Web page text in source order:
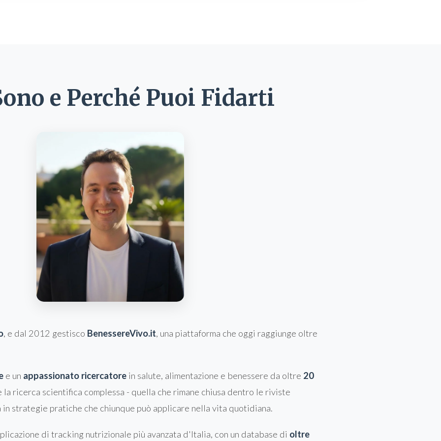
e Perché Puoi Fidarti
, e dal 2012 gestisco BenessereVivo.it, una piattaforma che oggi raggiunge oltre
e un appassionato ricercatore in salute, alimentazione e benessere da oltre 20
la ricerca scientifica complessa - quella che rimane chiusa dentro le riviste
strategie pratiche che chiunque può applicare nella vita quotidiana.
di tracking nutrizionale più avanzata d'Italia, con un database di oltre